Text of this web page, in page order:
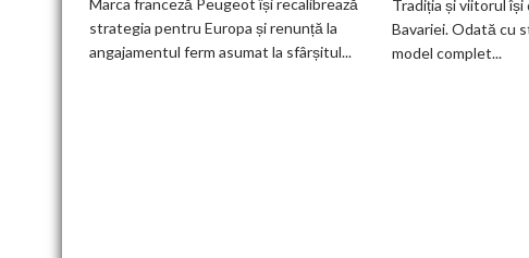
electric
strategia pentru Europa și renunță la
angajamentul ferm asumat la sfârșitul...
Tradiția și viitorul își
Bavariei. Odată cu
model complet...